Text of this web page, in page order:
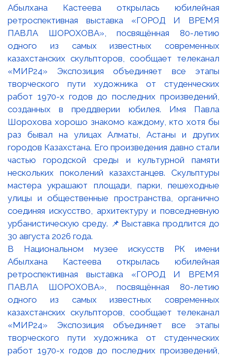
В Национальном музее искусств РК имени
Абылхана Кастеева открылась юбилейная
ретроспективная выставка «ГОРОД И ВРЕМЯ
ПАВЛА ШОРОХОВА», посвящённая 80-летию
одного из самых известных современных
казахстанских скульпторов, сообщает телеканал
«МИР24» Экспозиция объединяет все этапы
творческого пути художника от студенческих
работ 1970-х годов до последних произведений,